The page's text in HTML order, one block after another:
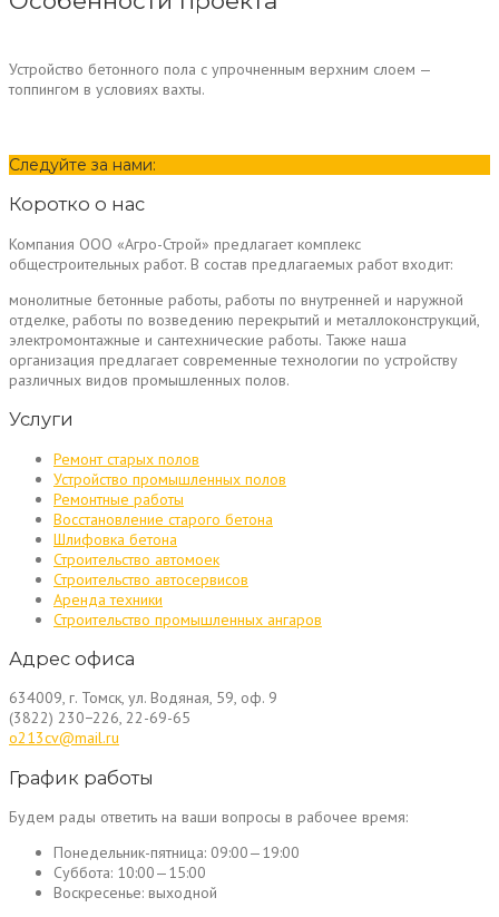
Устройство бетонного пола с упрочненным верхним слоем —
топпингом в условиях вахты.
Следуйте за нами:
Коротко о нас
Компания ООО «Агро-Строй» предлагает комплекс
общестроительных работ. В состав предлагаемых работ входит:
монолитные бетонные работы, работы по внутренней и наружной
отделке, работы по возведению перекрытий и металлоконструкций,
электромонтажные и сантехнические работы. Также наша
организация предлагает современные технологии по устройству
различных видов промышленных полов.
Услуги
Ремонт старых полов
Устройство промышленных полов
Ремонтные работы
Восстановление старого бетона
Шлифовка бетона
Строительство автомоек
Строительство автосервисов
Аренда техники
Строительство промышленных ангаров
Адрес офиса
634009, г. Томск, ул. Водяная, 59, оф. 9
(3822) 230−226, 22-69-65
o213cv@mail.ru
График работы
Будем рады ответить на ваши вопросы в рабочее время:
Понедельник-пятница: 09:00—19:00
Суббота: 10:00—15:00
Воскресенье: выходной